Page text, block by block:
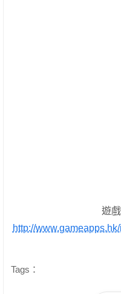
遊
http://
Tags：